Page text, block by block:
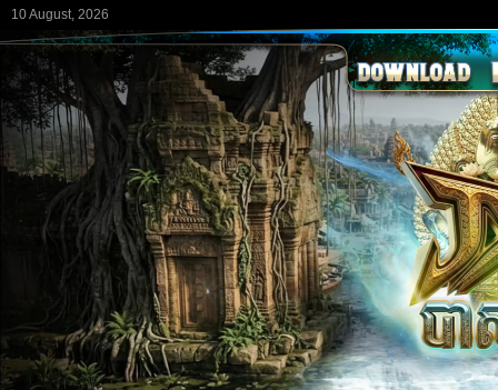
10 August, 2026